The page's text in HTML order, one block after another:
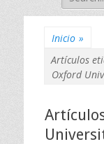
Inicio »
Artículos
Oxford